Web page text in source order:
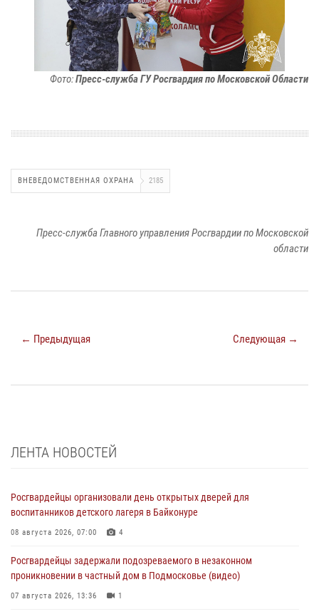
Фото:Пресс-служба ГУ Росгвардия по Московской Области
ВНЕВЕДОМСТВЕННАЯ ОХРАНА 2185
Пресс-служба Главного управления Росгвардии по Московской
области
← Предыдущая Следующая →
ЛЕНТА НОВОСТЕЙ
Росгвардейцы организовали день открытых дверей для
воспитанников детского лагеря в Байконуре
08 августа 2026, 07:00 4
Росгвардейцы задержали подозреваемого в незаконном
проникновении в частный дом в Подмосковье (видео)
07 августа 2026, 13:36 1